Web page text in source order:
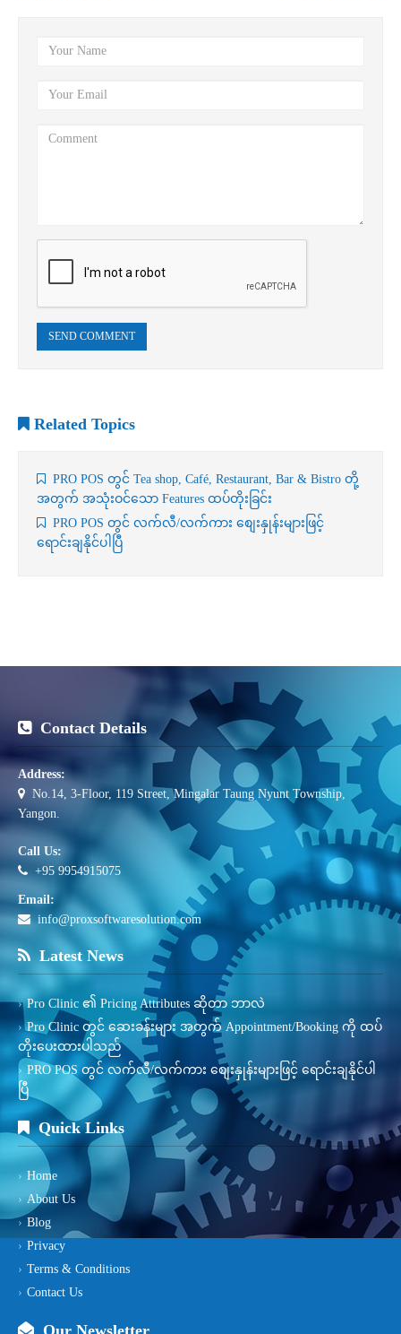
SEND COMMENT
Related Topics
PRO POS တွင် Tea shop, Café, Restaurant, Bar & Bistro တို့
အတွက် အသုံးဝင်သော Features ထပ်တိုးခြင်း
PRO POS တွင် လက်လီ/လက်ကား စျေးနှုန်းများဖြင့်
ရောင်းချနိုင်ပါပြီ
Contact Details
Address:
No.14, 3-Floor, 119 Street, Mingalar Taung Nyunt Township,
Yangon.
Call Us:
+95 9954915075
Email:
info@proxsoftwaresolution.com
Latest News
Pro Clinic ၏ Pricing Attributes ဆိုတာ ဘာလဲ
Pro Clinic တွင် ဆေးခန်းများ အတွက် Appointment/Booking ကို ထပ်
တိုးပေးထားပါသည်
PRO POS တွင် လက်လီ/လက်ကား စျေးနှုန်းများဖြင့် ရောင်းချနိုင်ပါ
ပြီ
Quick Links
Home
About Us
Blog
Privacy
Terms & Conditions
Contact Us
Our Newsletter